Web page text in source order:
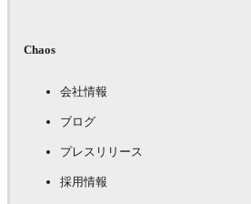
Chaos
会社情報
ブログ
プレスリリース
採用情報